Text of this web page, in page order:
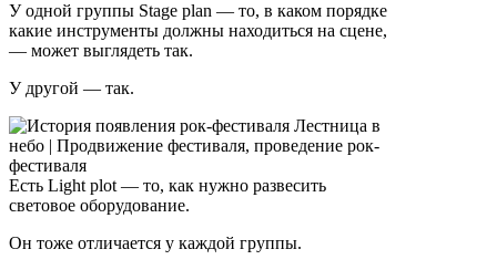
У одной группы Stage plan — то, в каком порядке
какие инструменты должны находиться на сцене,
— может выглядеть так.
У другой — так.
Есть Light plot — то, как нужно развесить
световое оборудование.
Он тоже отличается у каждой группы.